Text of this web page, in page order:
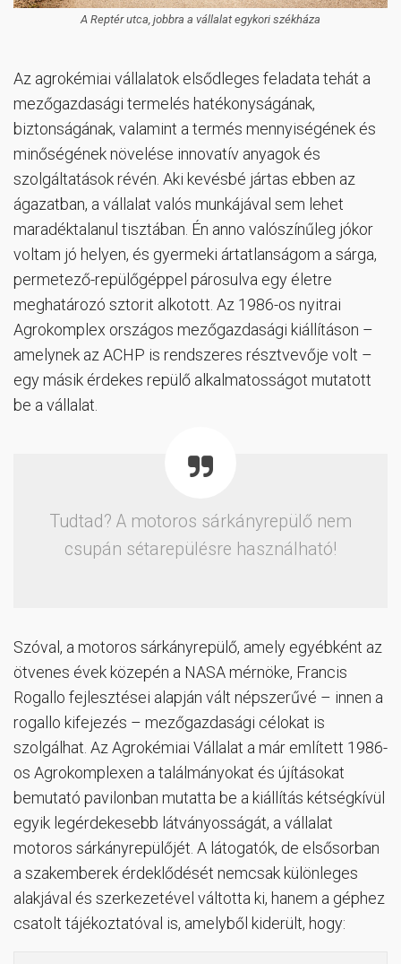
A Reptér utca, jobbra a vállalat egykori székháza
Az agrokémiai vállalatok elsődleges feladata tehát a
mezőgazdasági termelés hatékonyságának,
biztonságának, valamint a termés mennyiségének és
minőségének növelése innovatív anyagok és
szolgáltatások révén. Aki kevésbé jártas ebben az
ágazatban, a vállalat valós munkájával sem lehet
maradéktalanul tisztában. Én anno valószínűleg jókor
voltam jó helyen, és gyermeki ártatlanságom a sárga,
permetező-repülőgéppel párosulva egy életre
meghatározó sztorit alkotott. Az 1986-os nyitrai
Agrokomplex országos mezőgazdasági kiállításon –
amelynek az ACHP is rendszeres résztvevője volt –
egy másik érdekes repülő alkalmatosságot mutatott
be a vállalat.
Tudtad? A motoros sárkányrepülő nem
csupán sétarepülésre használható!
Szóval, a motoros sárkányrepülő, amely egyébként az
ötvenes évek közepén a NASA mérnöke, Francis
Rogallo fejlesztései alapján vált népszerűvé – innen a
rogallo kifejezés – mezőgazdasági célokat is
szolgálhat. Az Agrokémiai Vállalat a már említett 1986-
os Agrokomplexen a találmányokat és újításokat
bemutató pavilonban mutatta be a kiállítás kétségkívül
egyik legérdekesebb látványosságát, a vállalat
motoros sárkányrepülőjét. A látogatók, de elsősorban
a szakemberek érdeklődését nemcsak különleges
alakjával és szerkezetével váltotta ki, hanem a géphez
csatolt tájékoztatóval is, amelyből kiderült, hogy: